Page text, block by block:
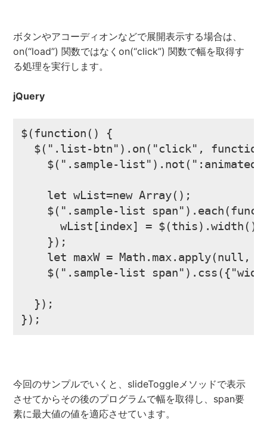
ボタンやアコーディオンなどで展開表示する場合は、
on(“load”) 関数ではなくon(“click”) 関数で幅を取得す
る処理を実行します。
jQuery
$(function() {
$(".list-btn").on("click",
$(".sample-
    let wList=new Array();
$(".sample-list
      wList[index] = $(this).width();
    });
let maxW = Math.max.apply(null,
$(".sample-list
  });
});
今回のサンプルでいくと、slideToggleメソッドで表示
させてからその後のプログラムで幅を取得し、span要
素に最大値の値を適応させています。